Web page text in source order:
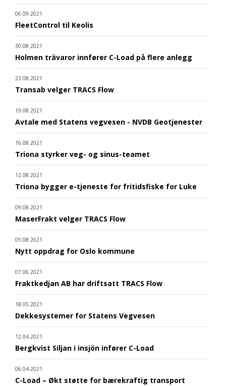
06.09.2021
FleetControl til Keolis
30.08.2021
Holmen trävaror innfører C-Load på flere anlegg
23.08.2021
Transab velger TRACS Flow
19.08.2021
Avtale med Statens vegvesen - NVDB Geotjenester
16.08.2021
Triona styrker veg- og sinus-teamet
12.08.2021
Triona bygger e-tjeneste for fritidsfiske for Luke
09.08.2021
MaserFrakt velger TRACS Flow
05.08.2021
Nytt oppdrag for Oslo kommune
07.06.2021
Fraktkedjan AB har driftsatt TRACS Flow
18.05.2021
Dekkesystemer for Statens Vegvesen
12.04.2021
Bergkvist Siljan i insjön infører C-Load
06.04.2021
C-Load – Økt støtte for bærekraftig transport